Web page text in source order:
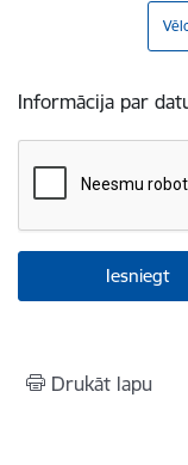
Informācija par
Drukāt lapu